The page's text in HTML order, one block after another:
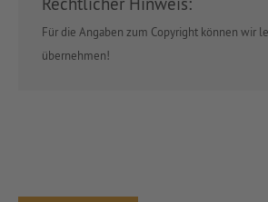
Für die Angaben zum Copyright können wir
übernehmen!